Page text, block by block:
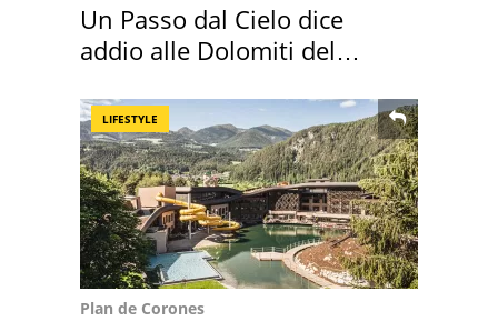
Un Passo dal Cielo dice
addio alle Dolomiti del
LIFESTYLE
Plan de Corones